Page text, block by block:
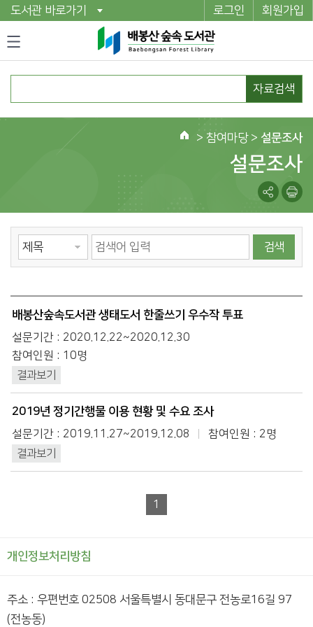
도서관 바로가기 로그인 회원가입
자료검색
홈
> 참여마당> 설문조사
설문조사
검색
배봉산숲속도서관 생태도서 한줄쓰기 우수작 투표
설문기간 : 2020.12.22~2020.12.30
참여인원 : 10명
결과보기
2019년 정기간행물 이용 현황 및 수요 조사
설문기간 : 2019.11.27~2019.12.08
참여인원 : 2명
결과보기
1
개인정보처리방침
주소 : 우편번호 02508 서울특별시 동대문구 전농로16길 97
(전농동)